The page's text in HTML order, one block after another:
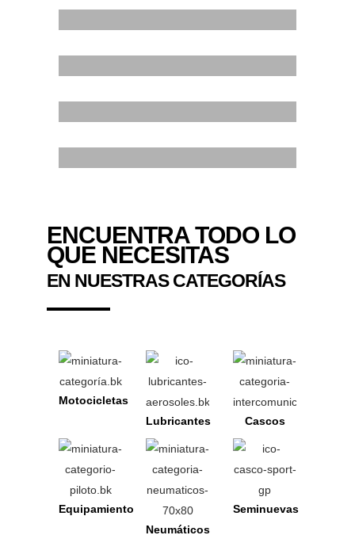
LIGHT
POWERFULL
ELEGANT
TRIBUTE TO
RACING
THE LUXURY OF
FREEDOM
ENCUENTRA TODO LO
QUE NECESITAS
EN NUESTRAS CATEGORÍAS
Motocicletas
Lubricantes
Cascos
Equipamiento
Neumáticos
Seminuevas